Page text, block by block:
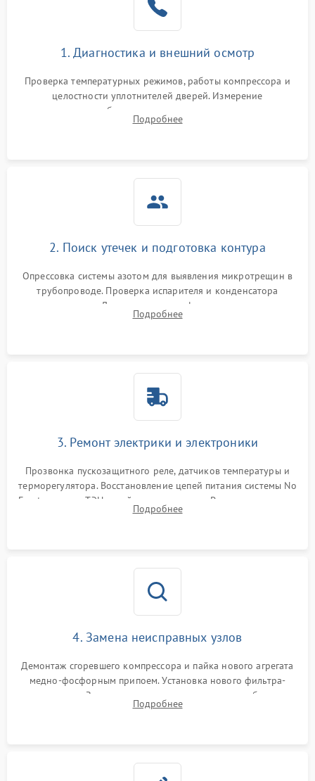
1. Диагностика и внешний осмотр
Проверка температурных режимов, работы компрессора и
целостности уплотнителей дверей. Измерение
сопротивления обмоток мотора, проверка термостата и
считывание кодов ошибок с электронного дисплея.
Подробнее
2. Поиск утечек и подготовка контура
Опрессовка системы азотом для выявления микротрещин в
трубопроводе. Проверка испарителя и конденсатора
течеискателем. Демонтаж старого фильтра-осушителя и
продувка капиллярной трубки для устранения засоров.
Подробнее
3. Ремонт электрики и электроники
Прозвонка пускозащитного реле, датчиков температуры и
терморегулятора. Восстановление цепей питания системы No
Frost, включая ТЭН оттайки и вентилятор. Ремонт или замена
платы управления при сбоях алгоритмов.
Подробнее
4. Замена неисправных узлов
Демонтаж сгоревшего компрессора и пайка нового агрегата
медно-фосфорным припоем. Установка нового фильтра-
осушителя. Замена изношенных вентиляторов обдува,
сломанных заслонок или поврежденных дверных петель.
Подробнее